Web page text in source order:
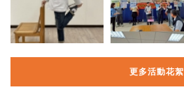
更多活動花絮